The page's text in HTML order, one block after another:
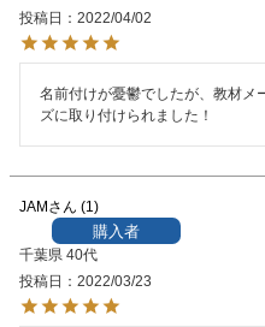
投稿日
2022/04/02
名前付けが憂鬱でしたが、教材メ
ズに取り付けられました！
JAM 1
購入者
千葉県 40代
投稿日
2022/03/23